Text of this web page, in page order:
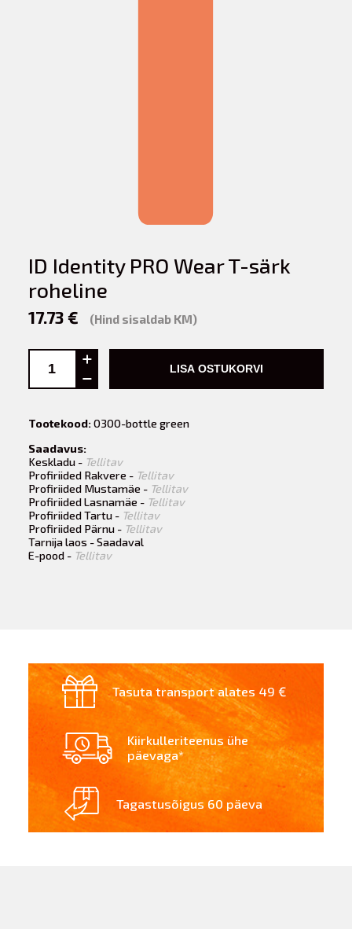
ID Identity PRO Wear T-särk
roheline
17.73 € (Hind sisaldab KM)
LISA OSTUKORVI
Tootekood:0300-bottle green
Saadavus:
Keskladu - Tellitav
Profiriided Rakvere - Tellitav
Profiriided Mustamäe - Tellitav
Profiriided Lasnamäe - Tellitav
Profiriided Tartu - Tellitav
Profiriided Pärnu - Tellitav
Tarnija laos - Saadaval
E-pood - Tellitav
Tasuta transport alates 49 €
Kiirkulleriteenus ühe
päevaga*
Tagastusõigus 60 päeva